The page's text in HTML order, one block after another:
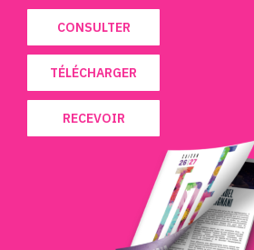
CONSULTER
TÉLÉCHARGER
RECEVOIR